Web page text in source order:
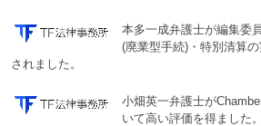
本多一成弁護士が編集委
(廃業型手続)・特別清算
されました。
小畑英一弁護士が
いて高い評価を得ました。